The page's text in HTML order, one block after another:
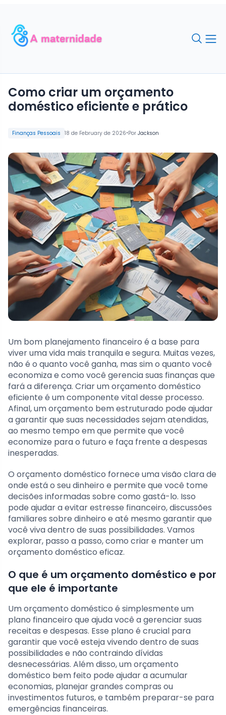
Finanças Pessoais 18 de February de 2026•Por Jackson
Como criar um orçamento
doméstico eficiente e prático
Um bom planejamento financeiro é a base para
viver uma vida mais tranquila e segura. Muitas vezes,
não é o quanto você ganha, mas sim o quanto você
economiza e como você gerencia suas finanças que
fará a diferença. Criar um orçamento doméstico
eficiente é um componente vital desse processo.
Afinal, um orçamento bem estruturado pode ajudar
a garantir que suas necessidades sejam atendidas,
ao mesmo tempo em que permite que você
economize para o futuro e faça frente a despesas
inesperadas.
O orçamento doméstico fornece uma visão clara de
onde está o seu dinheiro e permite que você tome
decisões informadas sobre como gastá-lo. Isso
pode ajudar a evitar estresse financeiro, discussões
familiares sobre dinheiro e até mesmo garantir que
você viva dentro de suas possibilidades. Vamos
explorar, passo a passo, como criar e manter um
orçamento doméstico eficaz.
O que é um orçamento doméstico e por
que ele é importante
Um orçamento doméstico é simplesmente um
plano financeiro que ajuda você a gerenciar suas
receitas e despesas. Esse plano é crucial para
garantir que você esteja vivendo dentro de suas
possibilidades e não contraindo dívidas
desnecessárias. Além disso, um orçamento
doméstico bem feito pode ajudar a acumular
economias, planejar grandes compras ou
investimentos futuros, e também preparar-se para
emergências financeiras.